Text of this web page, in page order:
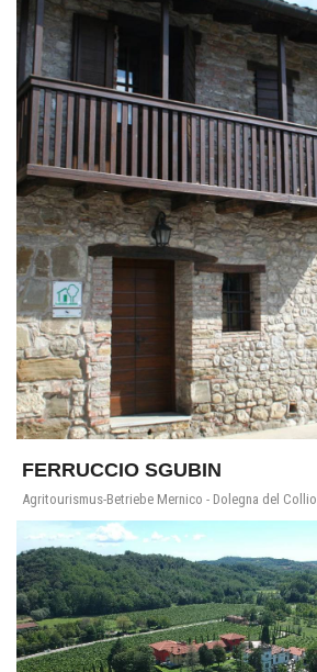
FERRUCCIO SGUBIN
Agritourismus-Betriebe Mernico - Dolegna del Collio